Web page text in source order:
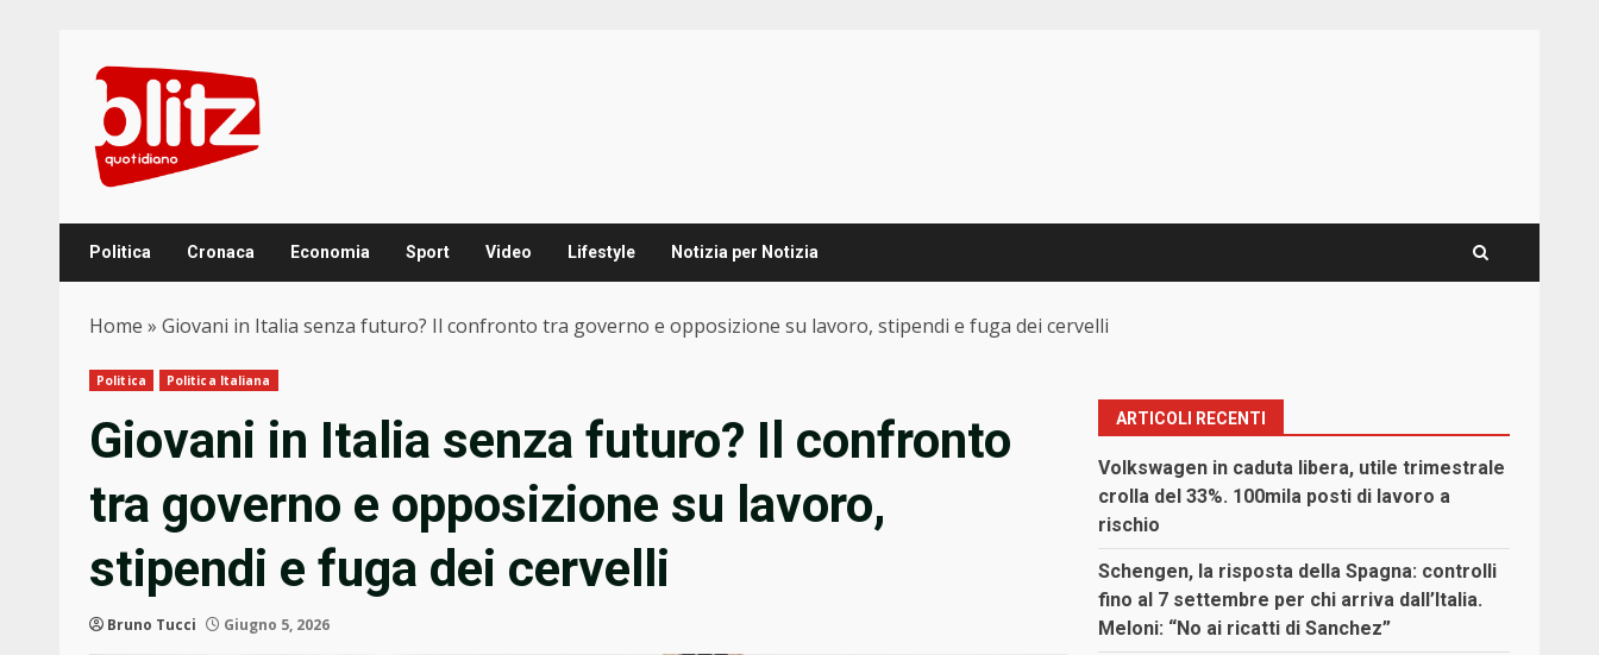
content
Politica Cronaca Economia Sport Video Lifestyle Notizia per Notizia
Home » Giovani in Italia senza futuro? Il confronto tra governo e opposizione su lavoro, stipendi e fuga dei cervelli
Politica Politica Italiana
Giovani in Italia senza futuro? Il confronto
tra governo e opposizione su lavoro,
stipendi e fuga dei cervelli
Bruno Tucci Giugno 5, 2026
ARTICOLI RECENTI
Volkswagen in caduta libera, utile trimestrale
crolla del 33%. 100mila posti di lavoro a
rischio
Schengen, la risposta della Spagna: controlli
fino al 7 settembre per chi arriva dall’Italia.
Meloni: “No ai ricatti di Sanchez”